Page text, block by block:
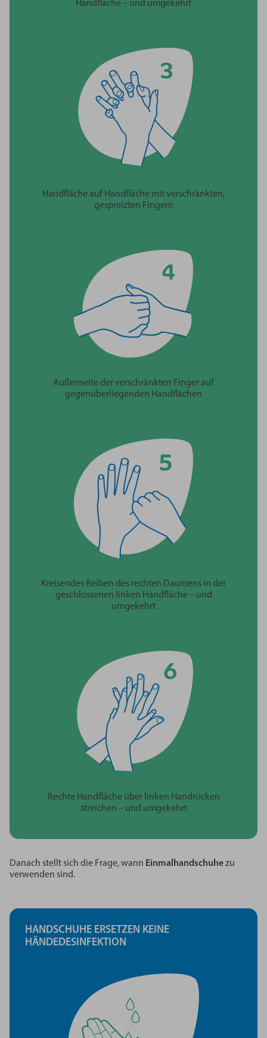
Handfläche – und umgekehrt
Handfläche auf Handfläche mit verschränkten,
gespreizten Fingern
Außenseite der verschränkten Finger auf
gegenüberliegenden Handflächen
Kreisendes Reiben des rechten Daumens in der
geschlossenen linken Handfläche – und
umgekehrt
Rechte Handfläche über linken Handrücken
streichen – und umgekehrt
Danach stellt sich die Frage, wann Einmalhandschuhezu
verwenden sind.
HANDSCHUHE ERSETZEN KEINE
HÄNDEDESINFEKTION